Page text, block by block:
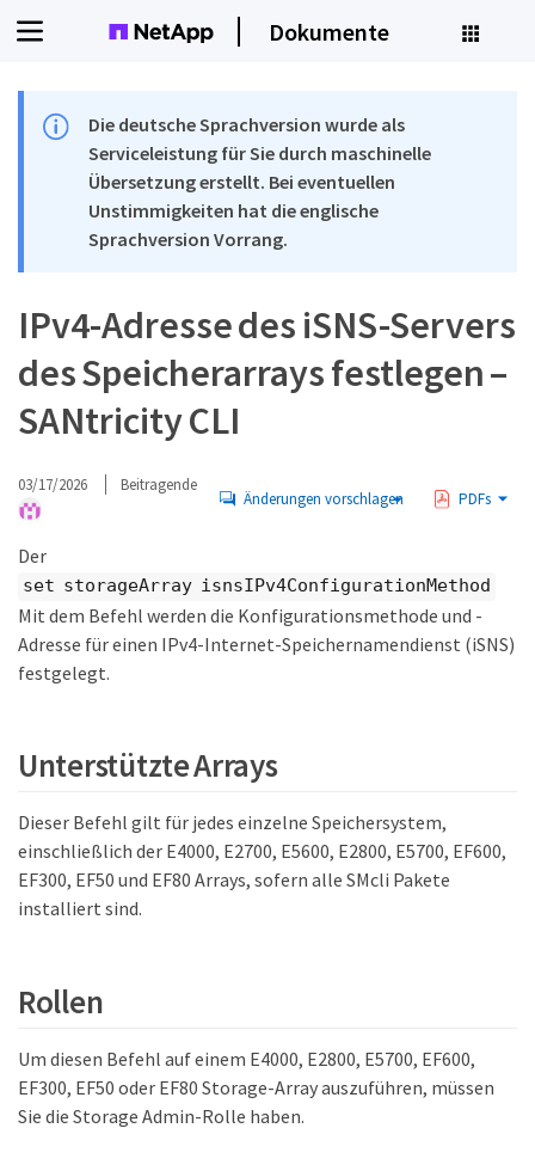
Dokumente
Die deutsche Sprachversion wurde als
Serviceleistung für Sie durch maschinelle
Übersetzung erstellt. Bei eventuellen
Unstimmigkeiten hat die englische
Sprachversion Vorrang.
IPv4-Adresse des iSNS-Servers
des Speicherarrays festlegen –
SANtricity CLI
03/17/2026 Beitragende
Änderungen vorschlagen PDFs
Der
set storageArray isnsIPv4ConfigurationMethod
Mit dem Befehl werden die Konfigurationsmethode und -
Adresse für einen IPv4-Internet-Speichernamendienst (iSNS)
festgelegt.
Unterstützte Arrays
Dieser Befehl gilt für jedes einzelne Speichersystem,
einschließlich der E4000, E2700, E5600, E2800, E5700, EF600,
EF300, EF50 und EF80 Arrays, sofern alle SMcli Pakete
installiert sind.
Rollen
Um diesen Befehl auf einem E4000, E2800, E5700, EF600,
EF300, EF50 oder EF80 Storage-Array auszuführen, müssen
Sie die Storage Admin-Rolle haben.